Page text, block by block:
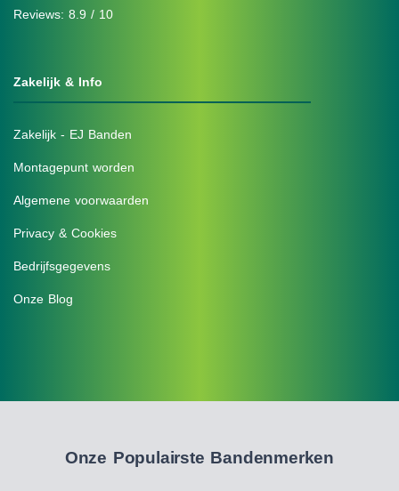
Reviews: 8.9 / 10
Zakelijk & Info
Zakelijk - EJ Banden
Montagepunt worden
Algemene voorwaarden
Privacy & Cookies
Bedrijfsgegevens
Onze Blog
Onze Populairste Bandenmerken